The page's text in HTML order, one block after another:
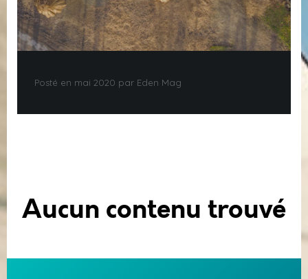
Posté en mai 2020 par Eden Mag
Aucun contenu trouvé